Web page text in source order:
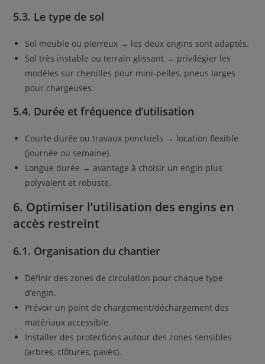
5.3. Le type de sol
Sol meuble ou pierreux → les deux engins sont adaptés.
Sol très instable ou terrain glissant → privilégier les
modèles sur chenilles pour mini-pelles, pneus larges
pour chargeuses.
5.4. Durée et fréquence d’utilisation
Courte durée ou travaux ponctuels → location flexible
(journée ou semaine).
Longue durée → avantage à choisir un engin plus
polyvalent et robuste.
6. Optimiser l’utilisation des engins en
accès restreint
6.1. Organisation du chantier
Définir des zones de circulation pour chaque type
d’engin.
Prévoir un point de chargement/déchargement des
matériaux accessible.
Installer des protections autour des zones sensibles
(arbres, clôtures, pavés).